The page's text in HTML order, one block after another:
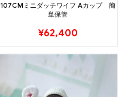
107CMミニダッチワイフ Aカップ 簡
単保管
¥62,400